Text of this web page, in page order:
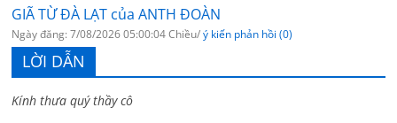
GIÃ TỪ ĐÀ LẠT của ANTH ĐOÀN
Ngày đăng: 7/08/2026 05:00:04 Chiều/ý kiến phản hồi (0)
LỜI DẪN
Kính thưa quý thầy cô